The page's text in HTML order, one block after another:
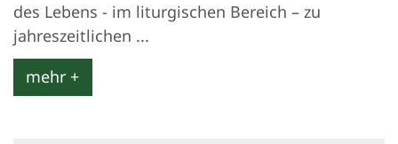
des Lebens - im liturgischen Bereich – zu
jahreszeitlichen ...
mehr +